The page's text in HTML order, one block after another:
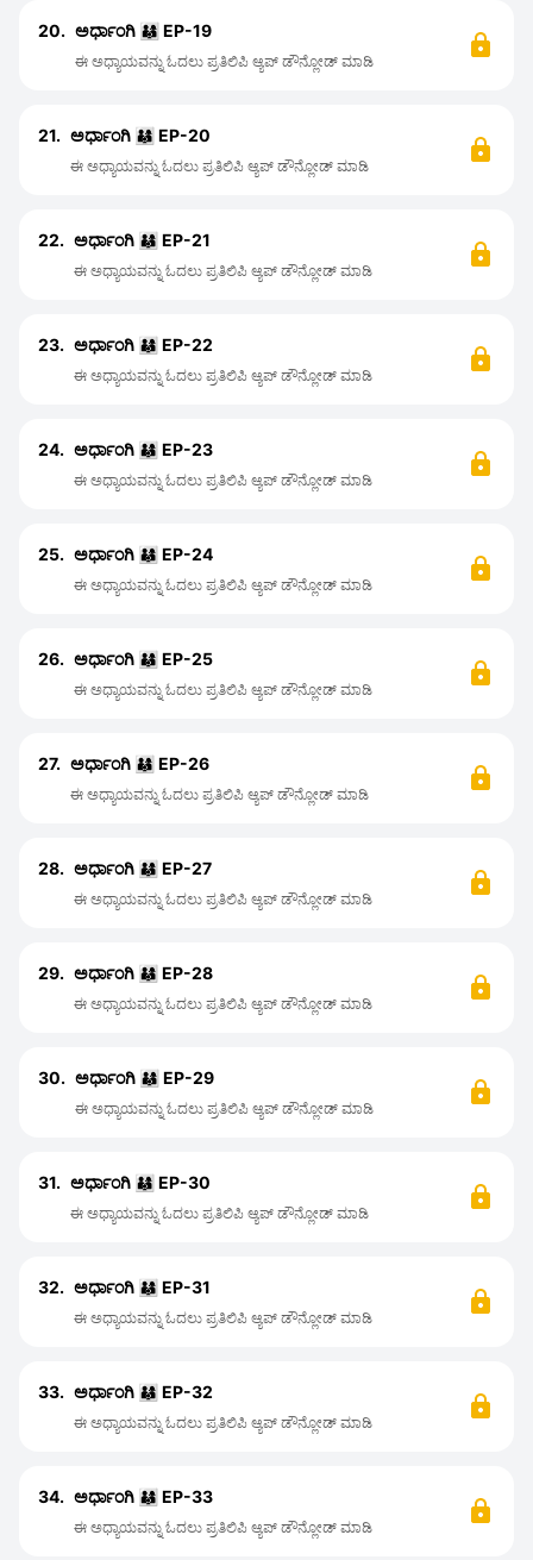
20. ಅರ್ಧಾಂಗಿ 👨‍👩‍👦 EP-19
ಈ ಅಧ್ಯಾಯವನ್ನು ಓದಲು ಪ್ರತಿಲಿಪಿ ಆ್ಯಪ್ ಡೌನ್ಲೋಡ್ ಮಾಡಿ
21. ಅರ್ಧಾಂಗಿ 👨‍👩‍👦 EP-20
ಈ ಅಧ್ಯಾಯವನ್ನು ಓದಲು ಪ್ರತಿಲಿಪಿ ಆ್ಯಪ್ ಡೌನ್ಲೋಡ್ ಮಾಡಿ
22. ಅರ್ಧಾಂಗಿ 👨‍👩‍👦 EP-21
ಈ ಅಧ್ಯಾಯವನ್ನು ಓದಲು ಪ್ರತಿಲಿಪಿ ಆ್ಯಪ್ ಡೌನ್ಲೋಡ್ ಮಾಡಿ
23. ಅರ್ಧಾಂಗಿ 👨‍👩‍👦 EP-22
ಈ ಅಧ್ಯಾಯವನ್ನು ಓದಲು ಪ್ರತಿಲಿಪಿ ಆ್ಯಪ್ ಡೌನ್ಲೋಡ್ ಮಾಡಿ
24. ಅರ್ಧಾಂಗಿ 👨‍👩‍👦 EP-23
ಈ ಅಧ್ಯಾಯವನ್ನು ಓದಲು ಪ್ರತಿಲಿಪಿ ಆ್ಯಪ್ ಡೌನ್ಲೋಡ್ ಮಾಡಿ
25. ಅರ್ಧಾಂಗಿ 👨‍👩‍👦 EP-24
ಈ ಅಧ್ಯಾಯವನ್ನು ಓದಲು ಪ್ರತಿಲಿಪಿ ಆ್ಯಪ್ ಡೌನ್ಲೋಡ್ ಮಾಡಿ
26. ಅರ್ಧಾಂಗಿ 👨‍👩‍👦 EP-25
ಈ ಅಧ್ಯಾಯವನ್ನು ಓದಲು ಪ್ರತಿಲಿಪಿ ಆ್ಯಪ್ ಡೌನ್ಲೋಡ್ ಮಾಡಿ
27. ಅರ್ಧಾಂಗಿ 👨‍👩‍👦 EP-26
ಈ ಅಧ್ಯಾಯವನ್ನು ಓದಲು ಪ್ರತಿಲಿಪಿ ಆ್ಯಪ್ ಡೌನ್ಲೋಡ್ ಮಾಡಿ
28. ಅರ್ಧಾಂಗಿ 👨‍👩‍👦 EP-27
ಈ ಅಧ್ಯಾಯವನ್ನು ಓದಲು ಪ್ರತಿಲಿಪಿ ಆ್ಯಪ್ ಡೌನ್ಲೋಡ್ ಮಾಡಿ
29. ಅರ್ಧಾಂಗಿ 👨‍👩‍👦 EP-28
ಈ ಅಧ್ಯಾಯವನ್ನು ಓದಲು ಪ್ರತಿಲಿಪಿ ಆ್ಯಪ್ ಡೌನ್ಲೋಡ್ ಮಾಡಿ
30. ಅರ್ಧಾಂಗಿ 👨‍👩‍👦 EP-29
ಈ ಅಧ್ಯಾಯವನ್ನು ಓದಲು ಪ್ರತಿಲಿಪಿ ಆ್ಯಪ್ ಡೌನ್ಲೋಡ್ ಮಾಡಿ
31. ಅರ್ಧಾಂಗಿ 👨‍👩‍👦 EP-30
ಈ ಅಧ್ಯಾಯವನ್ನು ಓದಲು ಪ್ರತಿಲಿಪಿ ಆ್ಯಪ್ ಡೌನ್ಲೋಡ್ ಮಾಡಿ
32. ಅರ್ಧಾಂಗಿ 👨‍👩‍👦 EP-31
ಈ ಅಧ್ಯಾಯವನ್ನು ಓದಲು ಪ್ರತಿಲಿಪಿ ಆ್ಯಪ್ ಡೌನ್ಲೋಡ್ ಮಾಡಿ
33. ಅರ್ಧಾಂಗಿ 👨‍👩‍👦 EP-32
ಈ ಅಧ್ಯಾಯವನ್ನು ಓದಲು ಪ್ರತಿಲಿಪಿ ಆ್ಯಪ್ ಡೌನ್ಲೋಡ್ ಮಾಡಿ
34. ಅರ್ಧಾಂಗಿ 👨‍👩‍👦 EP-33
ಈ ಅಧ್ಯಾಯವನ್ನು ಓದಲು ಪ್ರತಿಲಿಪಿ ಆ್ಯಪ್ ಡೌನ್ಲೋಡ್ ಮಾಡಿ